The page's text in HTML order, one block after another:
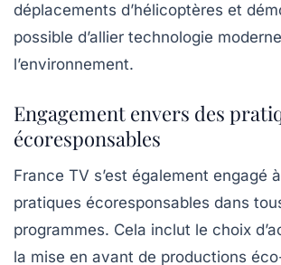
déplacements d’hélicoptères et
possible d’allier technologie
l’environnement.
Engagement envers des
écoresponsables
France TV s’est également engagé
pratiques écoresponsables dans
programmes. Cela inclut le choix
la mise en avant de productions